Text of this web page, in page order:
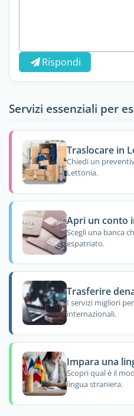
Rispondi
Servizi essenziali per
Traslocare in
Chiedi un
Lettonia.
Apri un conto
Scegli una banca
espatriato.
Trasferire
I servizi migliori
internazionali.
Impara una
Scopri qual è il
lingua straniera.